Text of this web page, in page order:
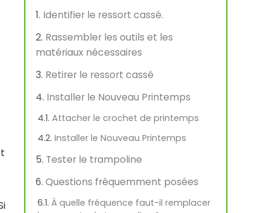
Identifier le ressort cassé.
Rassembler les outils et les
matériaux nécessaires
Retirer le ressort cassé
Installer le Nouveau Printemps
Attacher le crochet de printemps
Installer le Nouveau Printemps
Tester le trampoline
Questions fréquemment posées
À quelle fréquence faut-il remplacer